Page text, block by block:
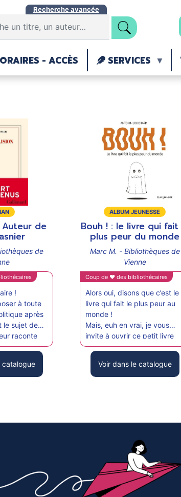
Aller
contenu
principal
Recherche avancée
- ACCÈS SERVICES
de
de
!
à toute
après
le sujet de
raconte
sa mère,
rodéo
tente de
catalogue
de
support
ALBUM JEUNESSE
Bouh ! : le livre qui fait
plus peur du monde
Marc M. - Bibliothèques de
Vienne
Coup de ♥ des bibliothécaires
Alors oui, disons que c’est le
livre qui fait le plus peur au
monde !
Mais, euh en vrai, je vous
invite à ouvrir ce petit livre
avec votre enfant et vous
entendrez les rires voler
autour de vous.
Antonin Louchard nous fait
réjouissant, vraiment.
Voir dans le catalogue